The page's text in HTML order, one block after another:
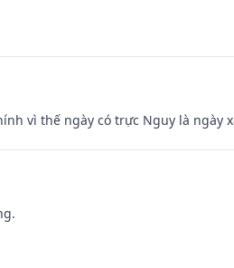
vì thế ngày có trực Nguy là ngày